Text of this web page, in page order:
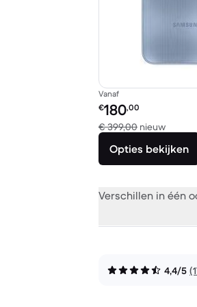
Vanaf
Refurbished prijs:
€180,00
€ 399,00 nieuw
Opties bekijken
Verschillen in één
4,4/5